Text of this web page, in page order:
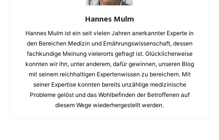
Hannes Mulm
Hannes Mulm ist ein seit vielen Jahren anerkannter Experte in
den Bereichen Medizin und Ernährungswissenschaft, dessen
fachkundige Meinung vielerorts gefragt ist. Glücklicherweise
konnten wir ihn, unter anderem, dafür gewinnen, unseren Blog
mit seinem reichhaltigen Expertenwissen zu bereichern. Mit
seiner Expertise konnten bereits unzählige medizinische
Probleme gelöst und das Wohlbefinden der Betroffenen auf
diesem Wege wiederhergestellt werden.